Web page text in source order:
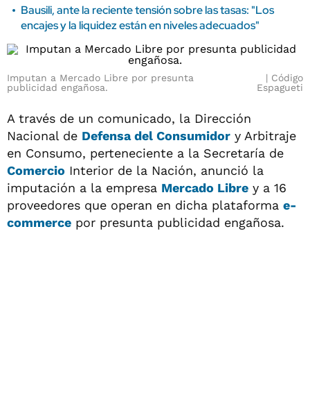
Bausili, ante la reciente tensión sobre las tasas: "Los
encajes y la liquidez están en niveles adecuados"
Imputan a Mercado Libre por presunta
publicidad engañosa.
Código
Espagueti
A través de un comunicado, la Dirección
Nacional de Defensa del Consumidor y Arbitraje
en Consumo, perteneciente a la Secretaría de
Comercio Interior de la Nación, anunció la
imputación a la empresa Mercado Libre y a 16
proveedores que operan en dicha plataforma e-
commerce por presunta publicidad engañosa.